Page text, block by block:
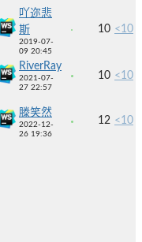
吖迩悲
斯
2019-07-
09 20:45
10 <10
RiverRay
2021-07-
27 22:57
10 <10
滕笑然
2022-12-
26 19:36
12 <10